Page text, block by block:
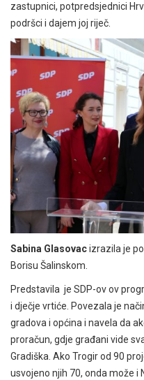
zastupnici, potpredsjednici
podršci i dajem joj riječ.
Sabina Glasovacizrazila je
Borisu Šalinskom.
Predstavila je SDP-ov ov
i dječje vrtiće. Povezala je
gradova i općina i navela da
proračun, gdje građani vide
Gradiška. Ako Trogir od 90
usvojeno njih 70, onda može i